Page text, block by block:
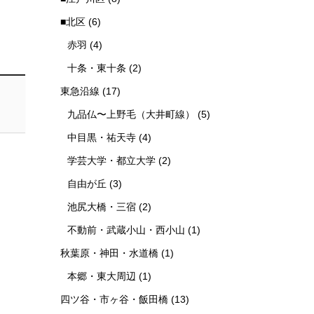
■北区 (6)
赤羽 (4)
十条・東十条 (2)
東急沿線 (17)
九品仏〜上野毛（大井町線） (5)
中目黒・祐天寺 (4)
学芸大学・都立大学 (2)
自由が丘 (3)
池尻大橋・三宿 (2)
不動前・武蔵小山・西小山 (1)
秋葉原・神田・水道橋 (1)
本郷・東大周辺 (1)
四ツ谷・市ヶ谷・飯田橋 (13)